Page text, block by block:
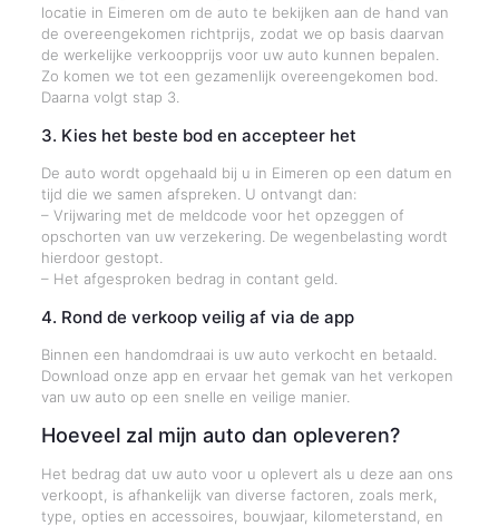
locatie in Eimeren om de auto te bekijken aan de hand van
de overeengekomen richtprijs, zodat we op basis daarvan
de werkelijke verkoopprijs voor uw auto kunnen bepalen.
Zo komen we tot een gezamenlijk overeengekomen bod.
Daarna volgt stap 3.
3. Kies het beste bod en accepteer het
De auto wordt opgehaald bij u in Eimeren op een datum en
tijd die we samen afspreken. U ontvangt dan:
– Vrijwaring met de meldcode voor het opzeggen of
opschorten van uw verzekering. De wegenbelasting wordt
hierdoor gestopt.
– Het afgesproken bedrag in contant geld.
4. Rond de verkoop veilig af via de app
Binnen een handomdraai is uw auto verkocht en betaald.
Download onze app en ervaar het gemak van het verkopen
van uw auto op een snelle en veilige manier.
Hoeveel zal mijn auto dan opleveren?
Het bedrag dat uw auto voor u oplevert als u deze aan ons
verkoopt, is afhankelijk van diverse factoren, zoals merk,
type, opties en accessoires, bouwjaar, kilometerstand, en